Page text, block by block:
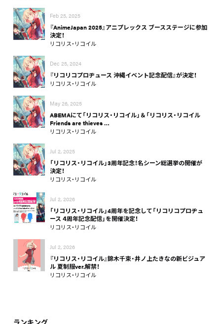
Feb 25, 2025
『AnimeJapan 2025』アニプレックス ブースステージに参加
決定！
リコリス・リコイル
Dec 25, 2024
『リコリコプロヂュース 沖縄イベント記念配信』が決定！
リコリス・リコイル
May 26, 2025
ABEMAにて「リコリス・リコイル」＆「リコリス・リコイル
Friends are thieves …
リコリス・リコイル
Jul 2, 2025
「リコリス・リコイル」3周年記念！名シーン総選挙の開催が
決定！
リコリス・リコイル
Jul 2, 2026
「リコリス・リコイル」4周年を記念して「リコリコプロヂュ
ース 𝟰周年記念配信」を開催決定！
リコリス・リコイル
Jul 2, 2026
『リコリス・リコイル』錦木千束・井ノ上たきなの新ビジュア
ル 夏制服ver.解禁！
リコリス・リコイル
ランキング